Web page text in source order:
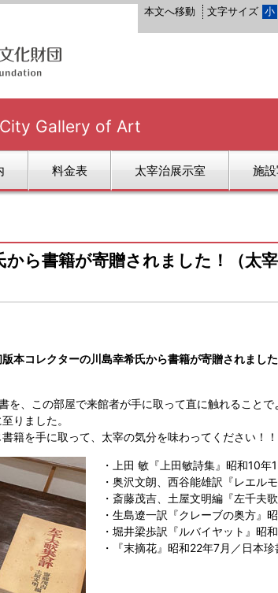
本文へ移動 文字サイズ 小
Gallery of Art
料金表 太宰治展示室 施
ら書籍が寄贈されました！（太
本コレクターの川島幸希氏から書籍が寄贈されました
を、この部屋で来館者が手に取って直に触れること
りました。
籍を手に取って、太宰の気分を味わってください！！
・上田 敏『上田敏詩集』昭和10年
・奥沢文朗、西谷能雄訳『レエル
・斎藤茂吉、土屋文明編『左千夫
・生島遼一訳『クレーブの奥方』
・堀井梁歩訳『ルバイヤット』昭
・『末摘花』昭和22年7月／日本